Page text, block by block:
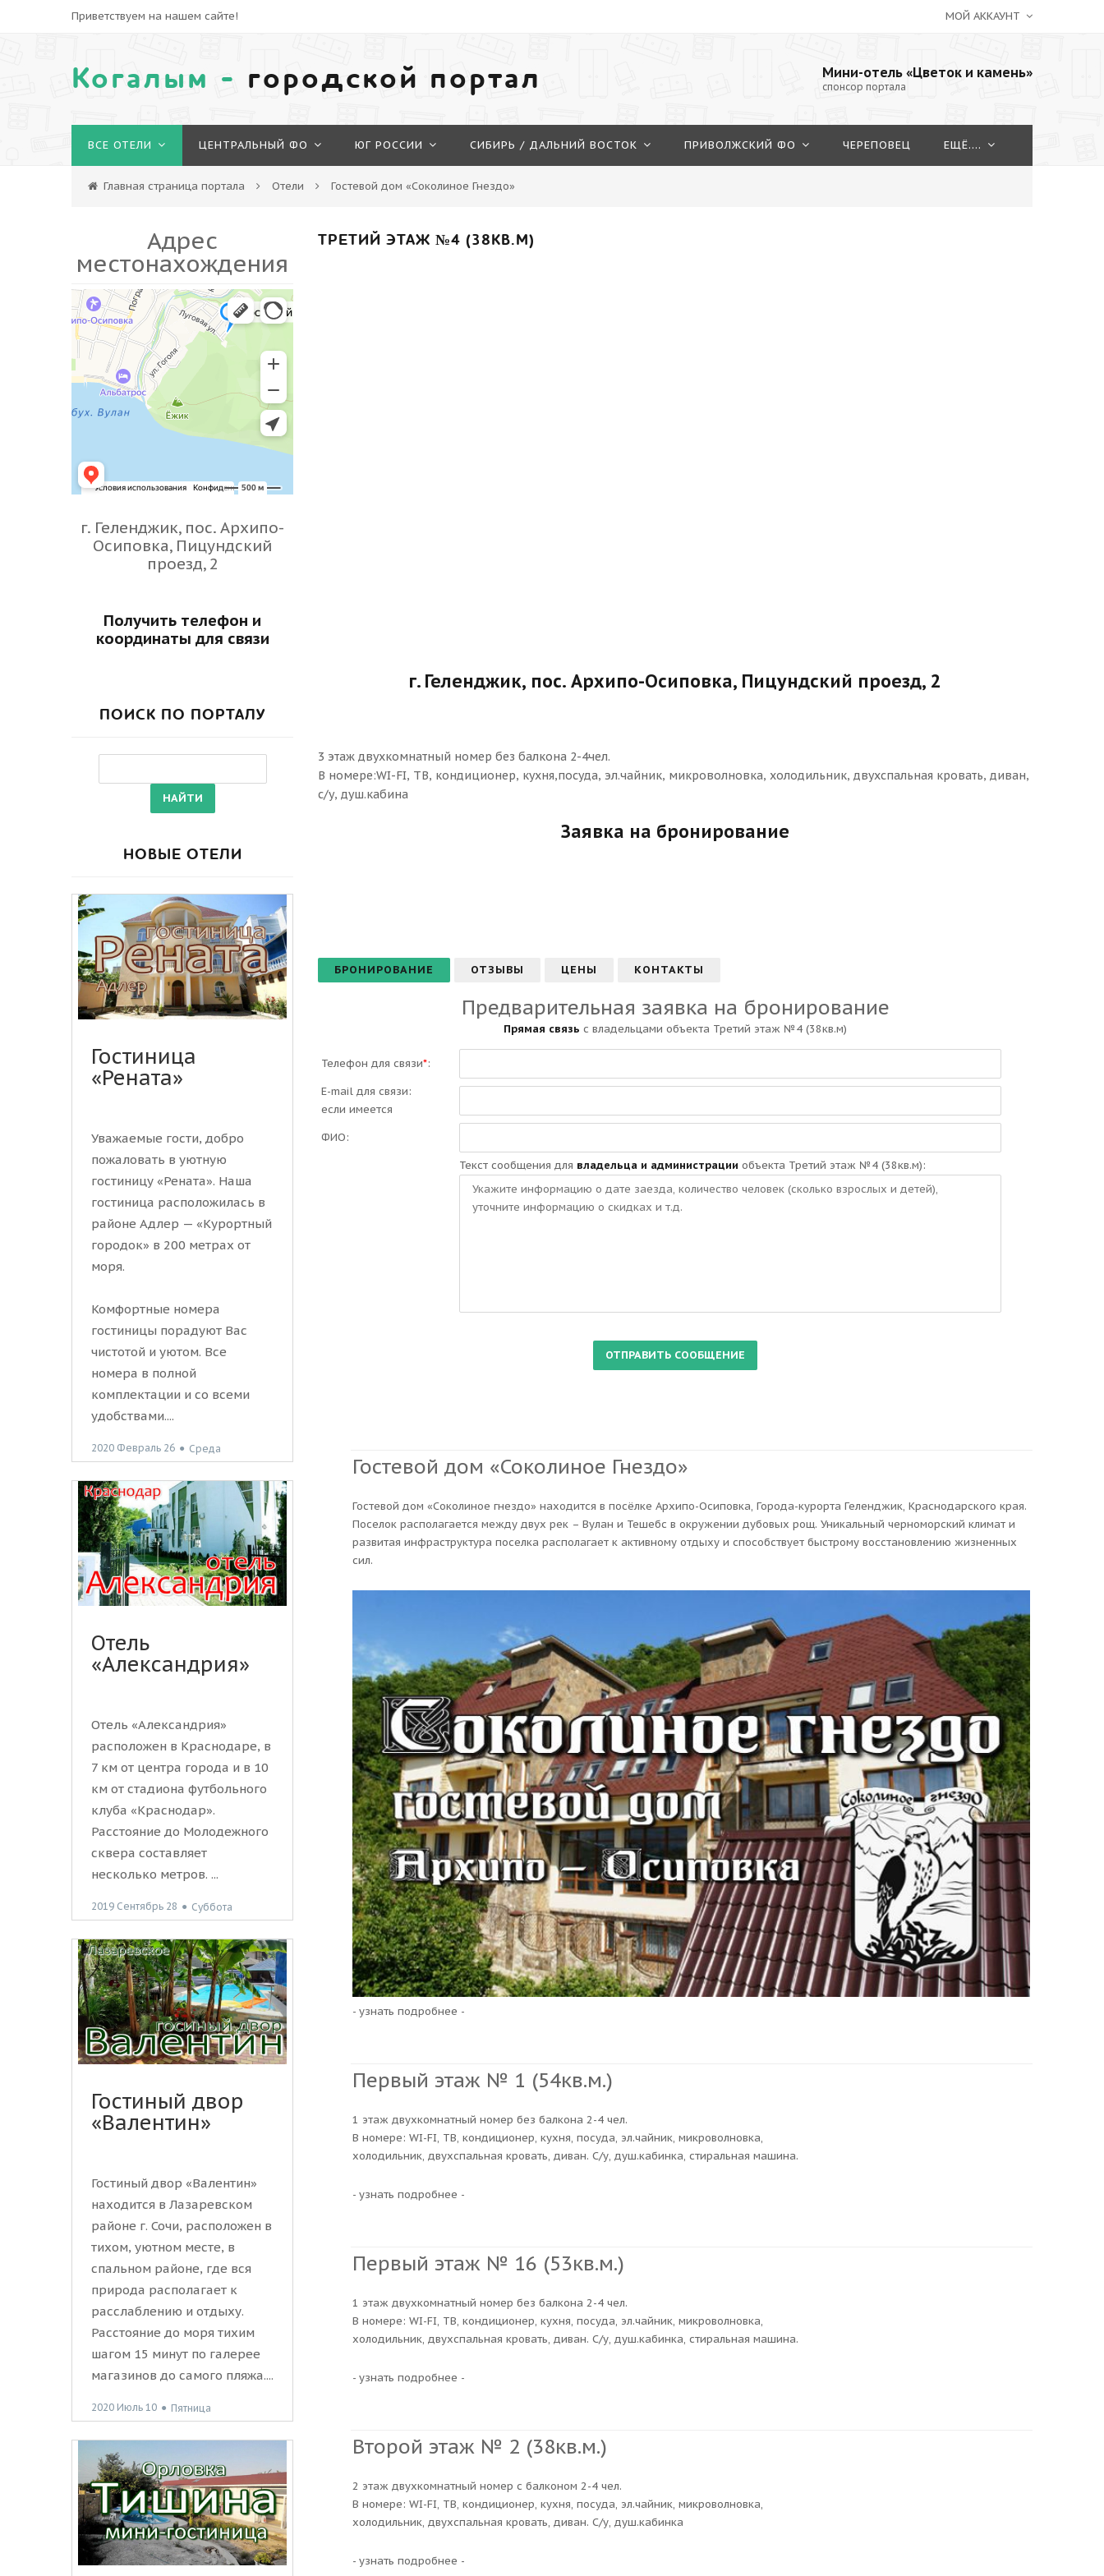
Приветствуем на нашем сайте! МОЙ АККАУНТ
Когалым - городской портал Мини-отель «Цветок и камень»
спонсор портала
ВСЕ ОТЕЛИ ЦЕНТРАЛЬНЫЙ ФО ЮГ РОССИИ СИБИРЬ / ДАЛЬНИЙ ВОСТОК ПРИВОЛЖСКИЙ ФО ЧЕРЕПОВЕЦ ЕЩЁ....
Главная страница портала Отели Гостевой дом «Соколиное Гнездо»
ТРЕТИЙ ЭТАЖ №4 (38КВ.М)
г. Геленджик, пос. Архипо-Осиповка, Пицундский проезд, 2
3 этаж двухкомнатный номер без балкона 2-4чел.
В номере:WI-FI, ТВ, кондиционер, кухня,посуда, эл.чайник, микроволновка, холодильник, двухспальная кровать, диван,
с/у, душ.кабина
Заявка на бронирование
БРОНИРОВАНИЕ ОТЗЫВЫ ЦЕНЫ КОНТАКТЫ
Предварительная заявка на бронирование
Прямая связь с владельцами объекта Третий этаж №4 (38кв.м)
Телефон для связи*:
E-mail для связи:
если имеется
ФИО:
Текст сообщения для владельца и администрации объекта Третий этаж №4 (38кв.м):
Гостевой дом «Соколиное Гнездо»
Гостевой дом «Соколиное гнездо» находится в посёлке Архипо-Осиповка, Города-курорта Геленджик, Краснодарского края.
Поселок располагается между двух рек – Вулан и Тешебс в окружении дубовых рощ. Уникальный черноморский климат и
развитая инфраструктура поселка располагает к активному отдыху и способствует быстрому восстановлению жизненных
сил.
- узнать подробнее -
Первый этаж № 1 (54кв.м.)
1 этаж двухкомнатный номер без балкона 2-4 чел.
В номере: WI-FI, ТВ, кондиционер, кухня, посуда, эл.чайник, микроволновка,
холодильник, двухспальная кровать, диван. С/у, душ.кабинка, стиральная машина.
- узнать подробнее -
Первый этаж № 16 (53кв.м.)
1 этаж двухкомнатный номер без балкона 2-4 чел.
В номере: WI-FI, ТВ, кондиционер, кухня, посуда, эл.чайник, микроволновка,
холодильник, двухспальная кровать, диван. С/у, душ.кабинка, стиральная машина.
- узнать подробнее -
Второй этаж № 2 (38кв.м.)
2 этаж двухкомнатный номер с балконом 2-4 чел.
В номере: WI-FI, ТВ, кондиционер, кухня, посуда, эл.чайник, микроволновка,
холодильник, двухспальная кровать, диван. С/у, душ.кабинка
- узнать подробнее -
Адрес
местонахождения
г. Геленджик, пос. Архипо-
Осиповка, Пицундский
проезд, 2
Получить телефон и
координаты для связи
ПОИСК ПО ПОРТАЛУ
НОВЫЕ ОТЕЛИ
Гостиница
«Рената»
Уважаемые гости, добро
пожаловать в уютную
гостиницу «Рената». Наша
гостиница расположилась в
районе Адлер — «Курортный
городок» в 200 метрах от
моря.
Комфортные номера
гостиницы порадуют Вас
чистотой и уютом. Все
номера в полной
комплектации и со всеми
удобствами....
2020 Февраль 26 ● Среда
Отель
«Александрия»
Отель «Александрия»
расположен в Краснодаре, в
7 км от центра города и в 10
км от стадиона футбольного
клуба «Краснодар».
Расстояние до Молодежного
сквера составляет
несколько метров. ...
2019 Сентябрь 28 ● Суббота
Гостиный двор
«Валентин»
Гостиный двор «Валентин»
находится в Лазаревском
районе г. Сочи, расположен в
тихом, уютном месте, в
спальном районе, где вся
природа располагает к
расслаблению и отдыху.
Расстояние до моря тихим
шагом 15 минут по галерее
магазинов до самого пляжа....
2020 Июль 10 ● Пятница